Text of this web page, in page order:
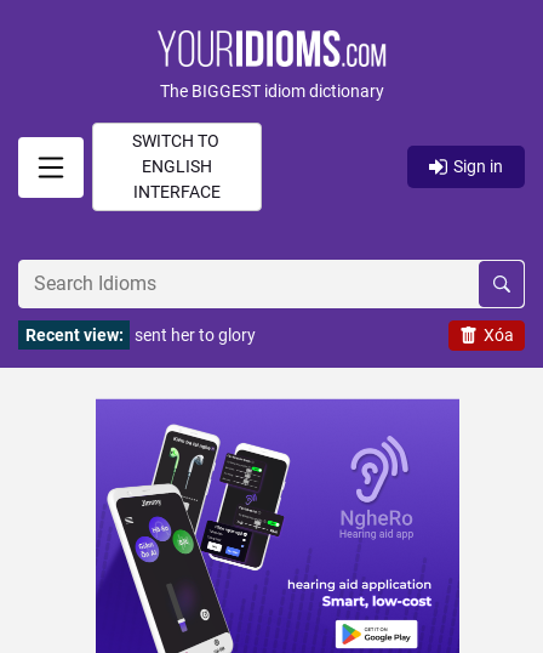
The BIGGEST idiom dictionary
SWITCH TO
ENGLISH
INTERFACE
Sign in
Xóa
Recent view: sent her to glory